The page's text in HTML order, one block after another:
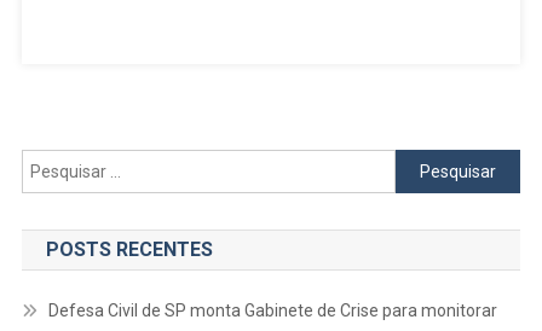
Pesquisar
por:
POSTS RECENTES
Defesa Civil de SP monta Gabinete de Crise para monitorar